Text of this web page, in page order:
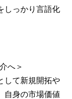
しっかり言語化
へ＞
して新規開拓や
自身の市場価値